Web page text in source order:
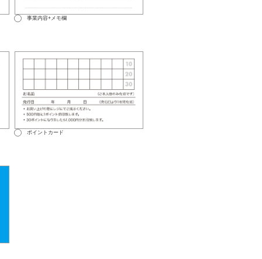
事業内容+メモ欄
ポイントカード